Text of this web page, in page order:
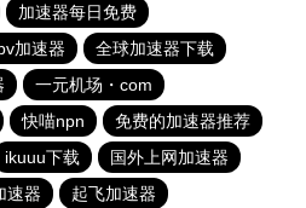
加速器每日免费
加速器
全球加速器下载
一元机场・com
快喵npn
免费的加速器推荐
ikuuu下载
国外上网加速器
速器 起飞加速器